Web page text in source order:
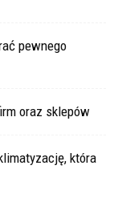
pewnego
oraz sklepów
która